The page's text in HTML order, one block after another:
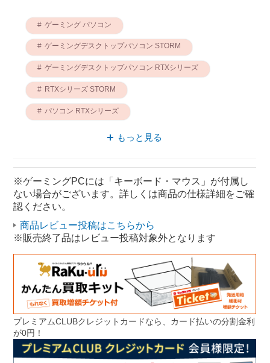
ゲーミング パソコン
ゲーミングデスクトップパソコン STORM
ゲーミングデスクトップパソコン RTXシリーズ
RTXシリーズ STORM
パソコン RTXシリーズ
ゲーミングデスクトップパソコン RTX4060Ti
RTX4060Ti パソコン
もっと見る
※ゲーミングPCには「キーボード・マウス」が付属し
ない場合がございます。詳しくは商品の仕様詳細をご確
認ください。
商品レビュー投稿はこちらから
※販売終了品はレビュー投稿対象外となります
プレミアムCLUBクレジットカードなら、カード払いの分割金利
が0円！